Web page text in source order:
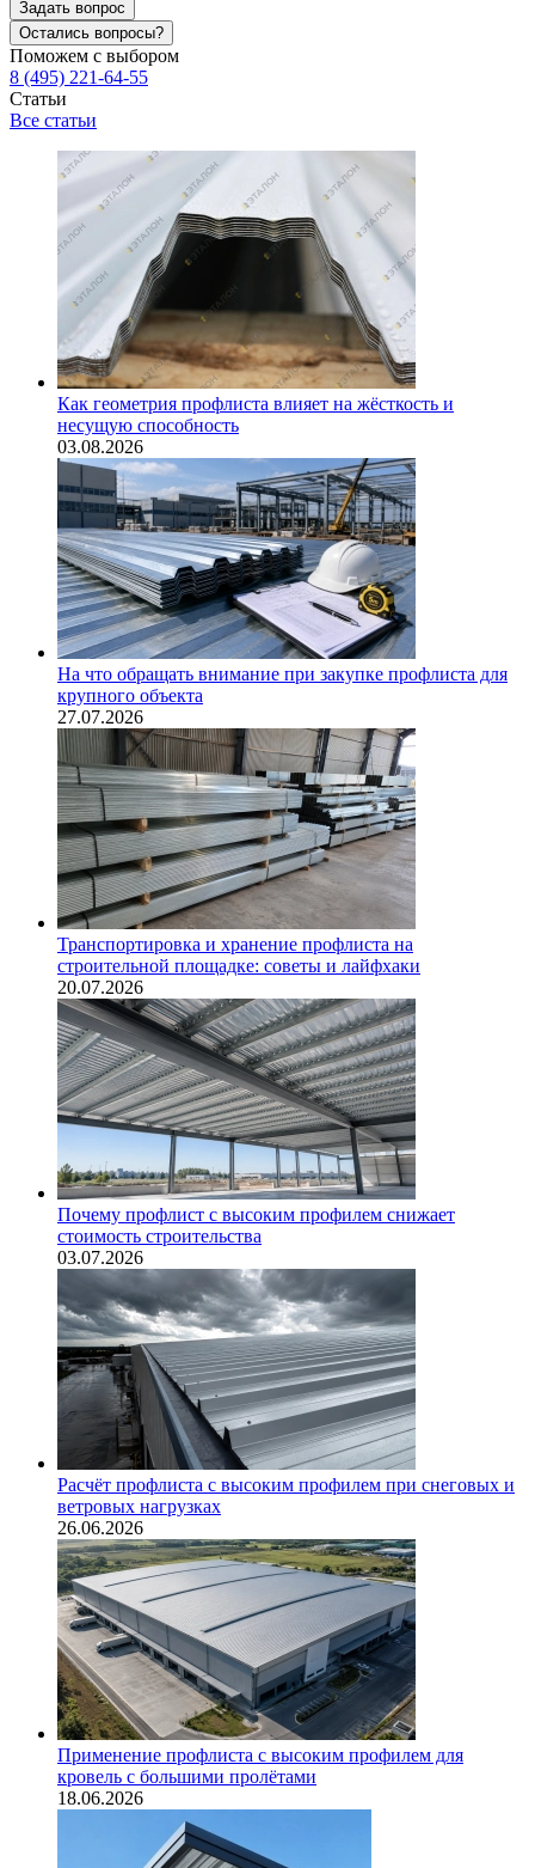
Задать вопрос
Остались вопросы?
Поможем с выбором
8 (495) 221-64-55
Статьи
Все статьи
Как геометрия профлиста влияет на жёсткость и
несущую способность
03.08.2026
На что обращать внимание при закупке профлиста для
крупного объекта
27.07.2026
Транспортировка и хранение профлиста на
строительной площадке: советы и лайфхаки
20.07.2026
Почему профлист с высоким профилем снижает
стоимость строительства
03.07.2026
Расчёт профлиста с высоким профилем при снеговых и
ветровых нагрузках
26.06.2026
Применение профлиста с высоким профилем для
кровель с большими пролётами
18.06.2026